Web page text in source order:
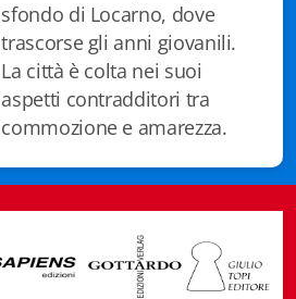
sfondo di Locarno, dove
trascorse gli anni giovanili.
La città è colta nei suoi
aspetti contradditori tra
commozione e amarezza.